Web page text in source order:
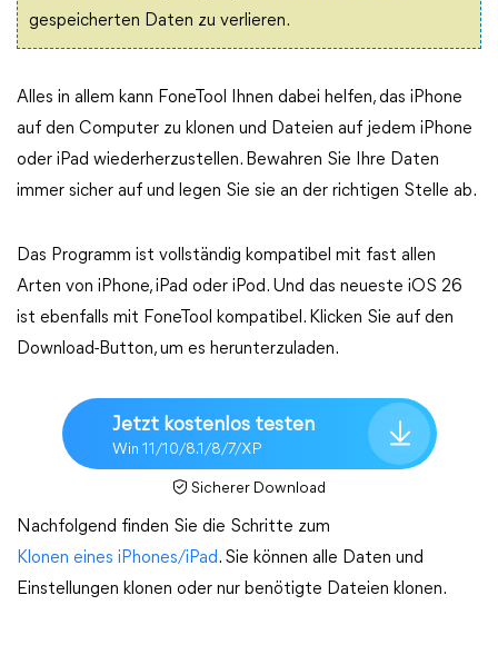
gespeicherten Daten zu verlieren.
Alles in allem kann FoneTool Ihnen dabei helfen, das iPhone
auf den Computer zu klonen und Dateien auf jedem iPhone
oder iPad wiederherzustellen. Bewahren Sie Ihre Daten
immer sicher auf und legen Sie sie an der richtigen Stelle ab.
Das Programm ist vollständig kompatibel mit fast allen
Arten von iPhone, iPad oder iPod. Und das neueste iOS 26
ist ebenfalls mit FoneTool kompatibel. Klicken Sie auf den
Download-Button, um es herunterzuladen.
Jetzt kostenlos testen
Win 11/10/8.1/8/7/XP
Sicherer Download
Nachfolgend finden Sie die Schritte zum
Klonen eines iPhones/iPad. Sie können alle Daten und
Einstellungen klonen oder nur benötigte Dateien klonen.